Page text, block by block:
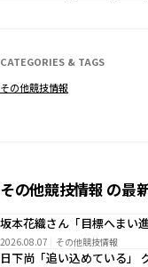
CATEGORIES & TAGS
その他競技情報
その他競技情報 の最
坂本花織さん「目標へまい
2026.08.07 その他競技情報
日下尚「追い込めている」